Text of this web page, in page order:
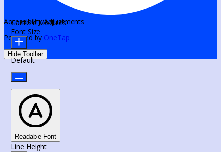
Accessibility Adjustments
Powered by OneTap
Hide Toolbar
Content Modules
Font Size
Default
Readable Font
Line Height